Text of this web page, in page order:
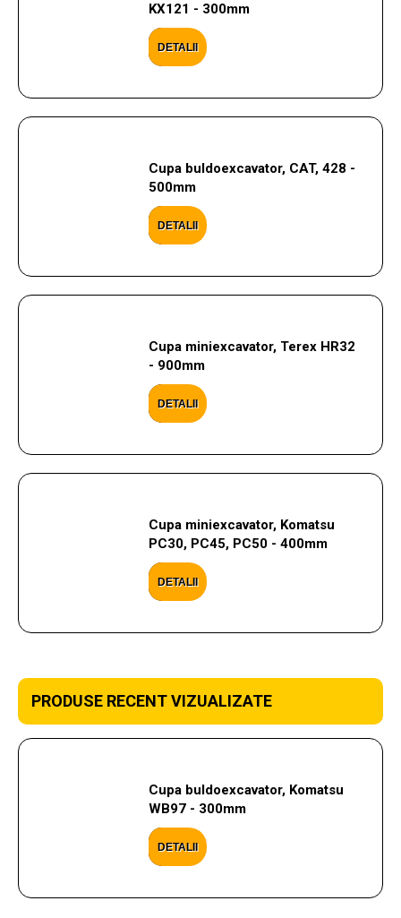
KX121 - 300mm
DETALII
Cupa buldoexcavator, CAT, 428 -
500mm
DETALII
Cupa miniexcavator, Terex HR32
- 900mm
DETALII
Cupa miniexcavator, Komatsu
PC30, PC45, PC50 - 400mm
DETALII
PRODUSE RECENT VIZUALIZATE
Cupa buldoexcavator, Komatsu
WB97 - 300mm
DETALII